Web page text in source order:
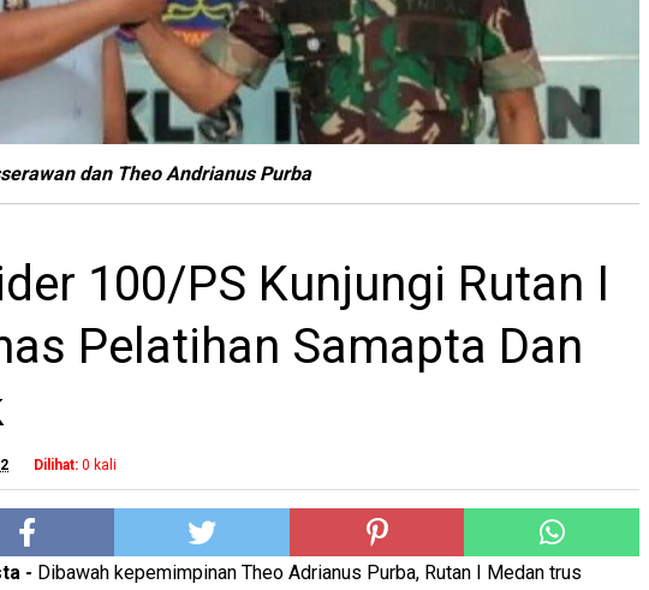
dan Theo Andrianus Purba
100/PS Kunjungi Rutan I
Pelatihan Samapta Dan
Dilihat: 0 kali
- Dibawah kepemimpinan Theo Adrianus Purba, Rutan I Medan trus